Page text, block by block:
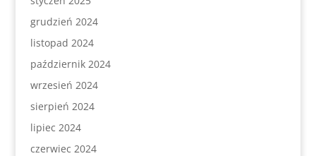
grudzień 2024
listopad 2024
październik 2024
wrzesień 2024
sierpień 2024
lipiec 2024
czerwiec 2024